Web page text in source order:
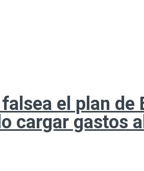
el plan de
cargar gastos al